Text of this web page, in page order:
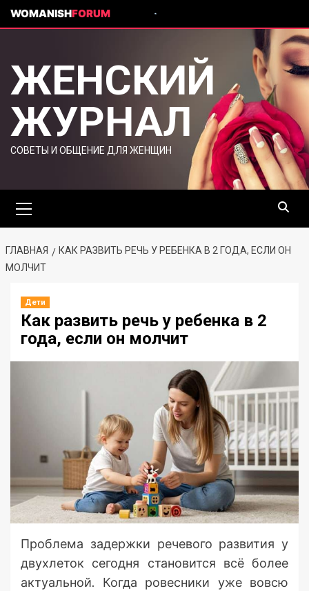
WOMANISHFORUM
ЖЕНСКИЙ
ЖУРНАЛ
СОВЕТЫ И ОБЩЕНИЕ ДЛЯ ЖЕНЩИН
ГЛАВНАЯ
КАК РАЗВИТЬ РЕЧЬ У РЕБЕНКА В 2 ГОДА, ЕСЛИ ОН
МОЛЧИТ
Дети
Как развить речь у ребенка в 2
года, если он молчит
Проблема задержки речевого развития у
двухлеток сегодня становится всё более
актуальной. Когда ровесники уже вовсю